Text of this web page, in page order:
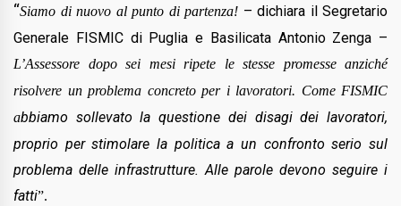
“Siamo di nuovo al punto di partenza! – dichiara il Segretario
Generale FISMIC di Puglia e Basilicata Antonio Zenga –
L’Assessore dopo sei mesi ripete le stesse promesse anziché
risolvere un problema concreto per i lavoratori. Come FISMIC
abbiamo sollevato la questione dei disagi dei lavoratori,
proprio per stimolare la politica a un confronto serio sul
problema delle infrastrutture. Alle parole devono seguire i
fatti”.